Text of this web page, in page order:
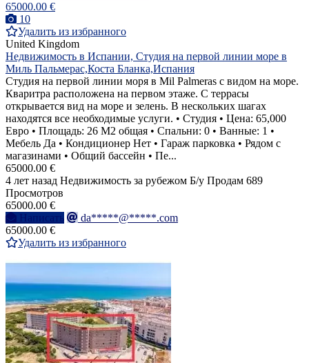
65000.00 €
10
Удалить из избранного
United Kingdom
Недвижимость в Испании, Студия на первой линии море в
Миль Пальмерас,Коста Бланка,Испания
Студия на первой линии моря в Mil Palmeras с видом на море.
Кваритра расположена на первом этаже. С террасы
открывается вид на море и зелень. В нескольких шагах
находятся все необходимые услуги. • Студия • Цена: 65,000
Евро • Площадь: 26 M2 общая • Спальни: 0 • Ванные: 1 •
Мебель Да • Кондиционер Нет • Гараж парковка • Рядом с
магазинами • Общий бассейн • Пе...
65000.00 €
4 лет назад Недвижимость за рубежом Б/у Продам 689
Просмотров
65000.00 €
Написать
da*****@*****.com
65000.00 €
Удалить из избранного